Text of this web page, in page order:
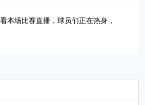
本场比赛直播，球员们正在热身，